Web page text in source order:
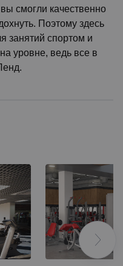
смогли качественно
Поэтому здесь
занятий спортом и
уровне, ведь все в